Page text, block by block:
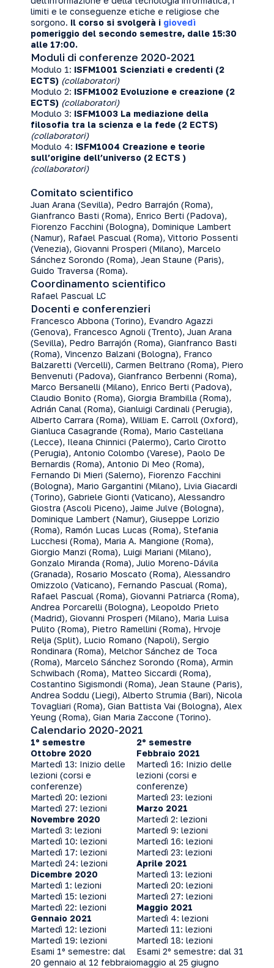
limiti e le conseguenze etiche e religiose che
sorgono. Il corso si svolgerà i giovedì
pomeriggio del secondo semestre, dalle 15:30
alle 17:00.
Moduli di conferenze 2020-2021
Modulo 1: ISFM1001 Scienziati e credenti (2
ECTS) (collaboratori)
Modulo 2: ISFM1002 Evoluzione e creazione (2
ECTS) (collaboratori)
Modulo 3: ISFM1003 La mediazione della
filosofia tra la scienza e la fede (2 ECTS)
(collaboratori)
Modulo 4: ISFM1004 Creazione e teorie
sull’origine dell’universo (2 ECTS )
(collaboratori)
Comitato scientifico
Juan Arana (Sevilla), Pedro Barrajón (Roma),
Gianfranco Basti (Roma), Enrico Berti (Padova),
Fiorenzo Facchini (Bologna), Dominique Lambert
(Namur), Rafael Pascual (Roma), Vittorio Possenti
(Venezia), Giovanni Prosperi (Milano), Marcelo
Sánchez Sorondo (Roma), Jean Staune (Paris),
Guido Traversa (Roma).
Coordinamento scientifico
Rafael Pascual LC
Docenti e conferenzieri
Francesco Abbona (Torino), Evandro Agazzi
(Genova), Francesco Agnoli (Trento), Juan Arana
(Sevilla), Pedro Barrajón (Roma), Gianfranco Basti
(Roma), Vincenzo Balzani (Bologna), Franco
Balzaretti (Vercelli), Carmen Beltrano (Roma), Piero
Benvenuti (Padova), Gianfranco Berbenni (Roma),
Marco Bersanelli (Milano), Enrico Berti (Padova),
Claudio Bonito (Roma), Giorgia Brambilla (Roma),
Adrián Canal (Roma), Gianluigi Cardinali (Perugia),
Alberto Carrara (Roma), William E. Carroll (Oxford),
Gianluca Casagrande (Roma), Mario Castellana
(Lecce), Ileana Chinnici (Palermo), Carlo Cirotto
(Perugia), Antonio Colombo (Varese), Paolo De
Bernardis (Roma), Antonio Di Meo (Roma),
Fernando Di Mieri (Salerno), Fiorenzo Facchini
(Bologna), Mario Gargantini (Milano), Livia Giacardi
(Torino), Gabriele Gionti (Vaticano), Alessandro
Giostra (Ascoli Piceno), Jaime Julve (Bologna),
Dominique Lambert (Namur), Giuseppe Lorizio
(Roma), Ramón Lucas Lucas (Roma), Stefania
Lucchesi (Roma), Maria A. Mangione (Roma),
Giorgio Manzi (Roma), Luigi Mariani (Milano),
Gonzalo Miranda (Roma), Julio Moreno-Dávila
(Granada), Rosario Moscato (Roma), Alessandro
Omizzolo (Vaticano), Fernando Pascual (Roma),
Rafael Pascual (Roma), Giovanni Patriarca (Roma),
Andrea Porcarelli (Bologna), Leopoldo Prieto
(Madrid), Giovanni Prosperi (Milano), Maria Luisa
Pulito (Roma), Pietro Ramellini (Roma), Hrvoje
Relja (Split), Lucio Romano (Napoli), Sergio
Rondinara (Roma), Melchor Sánchez de Toca
(Roma), Marcelo Sánchez Sorondo (Roma), Armin
Schwibach (Roma), Matteo Siccardi (Roma),
Costantino Sigismondi (Roma), Jean Staune (Paris),
Andrea Soddu (Liegi), Alberto Strumia (Bari), Nicola
Tovagliari (Roma), Gian Battista Vai (Bologna), Alex
Yeung (Roma), Gian Maria Zaccone (Torino).
Calendario 2020-2021
1º semestre
Ottobre 2020
Martedì 13: Inizio delle
lezioni (corsi e
conferenze)
Martedì 20: lezioni
Martedì 27: lezioni
Novembre 2020
Martedì 3: lezioni
Martedì 10: lezioni
Martedì 17: lezioni
Martedì 24: lezioni
Dicembre 2020
Martedì 1: lezioni
Martedì 15: lezioni
Martedì 22: lezioni
Gennaio 2021
Martedì 12: lezioni
Martedì 19: lezioni
Esami 1º semestre: dal
20 gennaio al 12 febbraio
2º semestre
Febbraio 2021
Martedì 16: Inizio delle
lezioni (corsi e
conferenze)
Martedì 23: lezioni
Marzo 2021
Martedì 2: lezioni
Martedì 9: lezioni
Martedì 16: lezioni
Martedì 23: lezioni
Aprile 2021
Martedì 13: lezioni
Martedì 20: lezioni
Martedì 27: lezioni
Maggio 2021
Martedì 4: lezioni
Martedì 11: lezioni
Martedì 18: lezioni
Esami 2º semestre: dal 31
maggio al 25 giugno